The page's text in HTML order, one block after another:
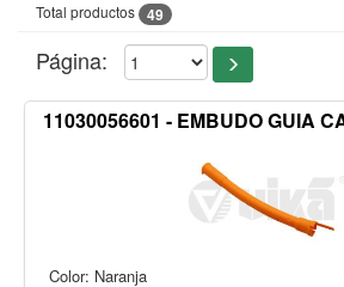
Total productos 49
Página:
11030056601 - EMBUDO GUIA
Color: Naranja